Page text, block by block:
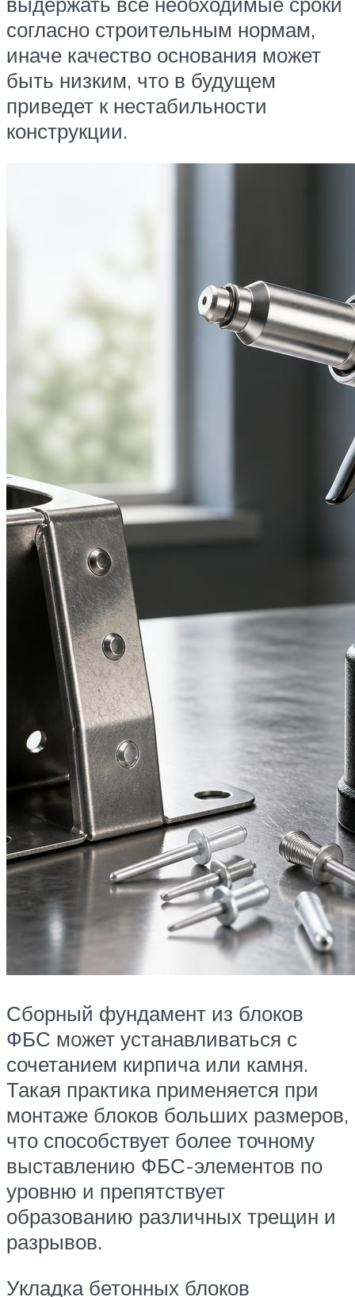
согласно строительным нормам,
иначе качество основания может
быть низким, что в будущем
приведет к нестабильности
конструкции.
Сборный фундамент из блоков
ФБС может устанавливаться с
сочетанием кирпича или камня.
Такая практика применяется при
монтаже блоков больших размеров,
что способствует более точному
выставлению ФБС-элементов по
уровню и препятствует
образованию различных трещин и
разрывов.
Укладка бетонных блоков